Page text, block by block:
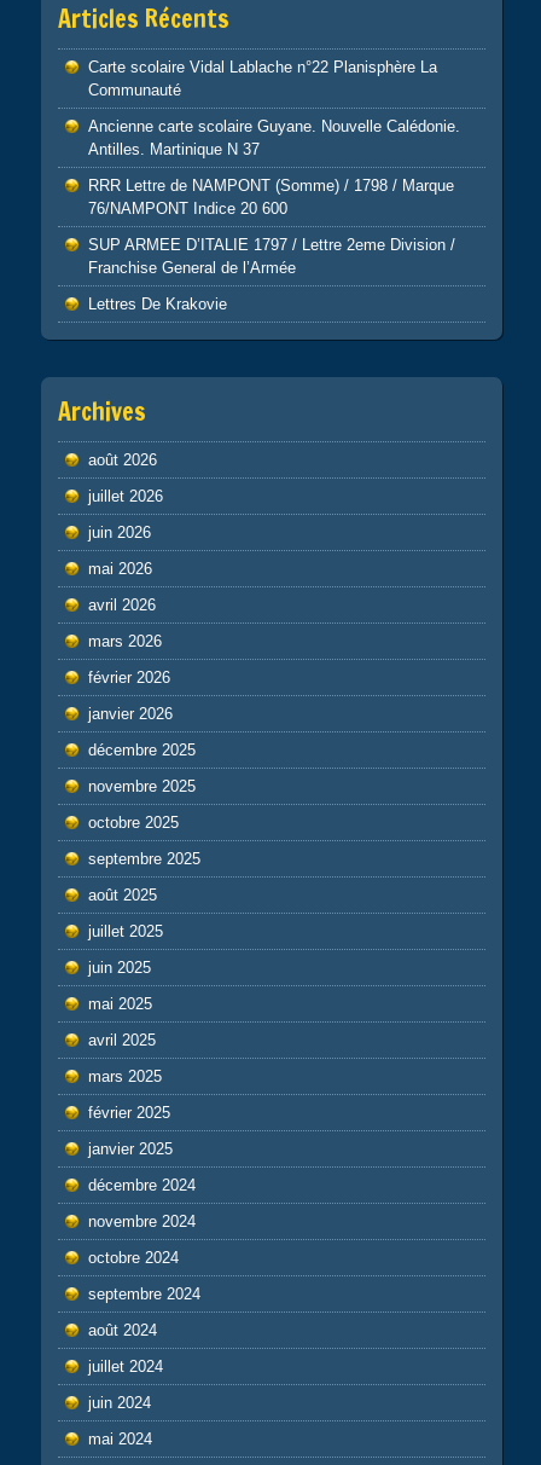
Articles Récents
Carte scolaire Vidal Lablache n°22 Planisphère La
Communauté
Ancienne carte scolaire Guyane. Nouvelle Calédonie.
Antilles. Martinique N 37
RRR Lettre de NAMPONT (Somme) / 1798 / Marque
76/NAMPONT Indice 20 600
SUP ARMEE D’ITALIE 1797 / Lettre 2eme Division /
Franchise General de l’Armée
Lettres De Krakovie
Archives
août 2026
juillet 2026
juin 2026
mai 2026
avril 2026
mars 2026
février 2026
janvier 2026
décembre 2025
novembre 2025
octobre 2025
septembre 2025
août 2025
juillet 2025
juin 2025
mai 2025
avril 2025
mars 2025
février 2025
janvier 2025
décembre 2024
novembre 2024
octobre 2024
septembre 2024
août 2024
juillet 2024
juin 2024
mai 2024